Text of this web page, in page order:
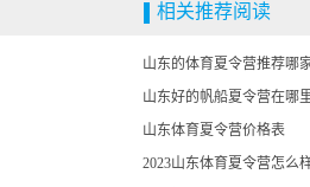
相关推荐阅读
山东的体育夏令营推荐哪
山东好的帆船夏令营在哪
山东体育夏令营价格表
2023山东体育夏令营怎么